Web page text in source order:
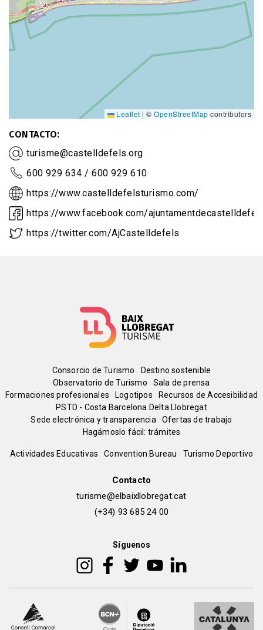
CONTACTO
turisme@castelldefels.org
600 929 634 / 600 929 610
https://www.castelldefelsturismo.com/
https://www.facebook.com/
https://twitter.com/AjCastelldefels
Leaflet | © OpenStreetMap contributors
Menú
del
pie
Consorcio de Turismo
Destino sostenible
Observatorio de Turismo
Sala de prensa
Formaciones profesionales
Logotipos
Recursos de Accesibilidad
PSTD - Costa Barcelona Delta Llobregat
Sede electrónica y transparencia
Ofertas de trabajo
Hagámoslo fácil: trámites
Peu
Actividades Educativas Convention Bureau Turismo Deportivo
Contacto
turisme@elbaixllobregat.cat
(+34) 93 685 24 00
Síguenos